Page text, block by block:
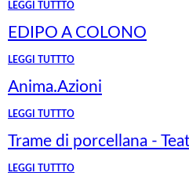
LEGGI TUTTTO
EDIPO A COLONO
LEGGI TUTTTO
Anima.Azioni
LEGGI TUTTTO
Trame di porcellana -
LEGGI TUTTTO